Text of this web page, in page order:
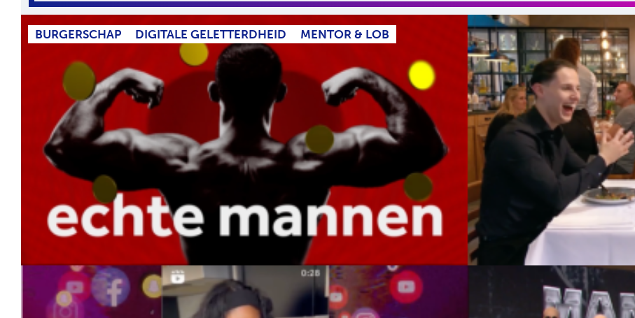
BURGERSCHAP DIGITALE GELETTERDHEID MENTOR & LOB